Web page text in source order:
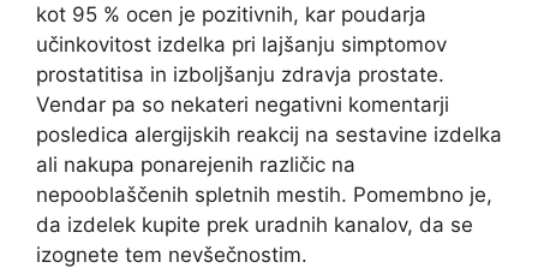
kot 95 % ocen je pozitivnih, kar poudarja
učinkovitost izdelka pri lajšanju simptomov
prostatitisa in izboljšanju zdravja prostate.
Vendar pa so nekateri negativni komentarji
posledica alergijskih reakcij na sestavine izdelka
ali nakupa ponarejenih različic na
nepooblaščenih spletnih mestih. Pomembno je,
da izdelek kupite prek uradnih kanalov, da se
izognete tem nevšečnostim.